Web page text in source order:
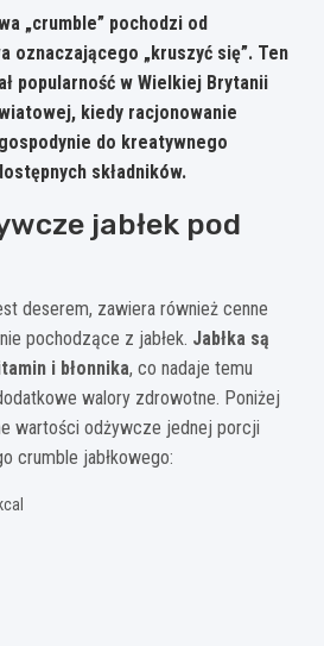
„crumble” pochodzi od
oznaczającego „kruszyć się”. Ten
popularność w Wielkiej Brytanii
kiedy racjonowanie
do kreatywnego
składników.
jabłek pod
deserem, zawiera również cenne
pochodzące z jabłek. Jabłka są
i błonnika, co nadaje temu
walory zdrowotne. Poniżej
wartości odżywcze jednej porcji
crumble jabłkowego: